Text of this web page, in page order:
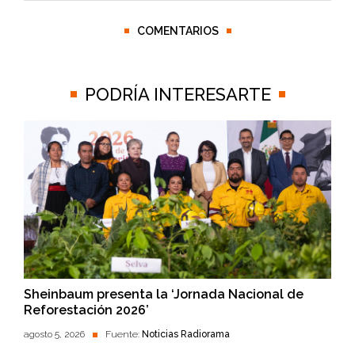
COMENTARIOS
PODRÍA INTERESARTE
Sheinbaum presenta la ‘Jornada Nacional de
Reforestación 2026’
agosto 5, 2026 Fuente: Noticias Radiorama